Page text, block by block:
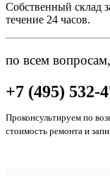
Собственный склад
течение 24 часов.
по всем
+7 (495) 532-
Проконсультируем по
стоимость ремонта и